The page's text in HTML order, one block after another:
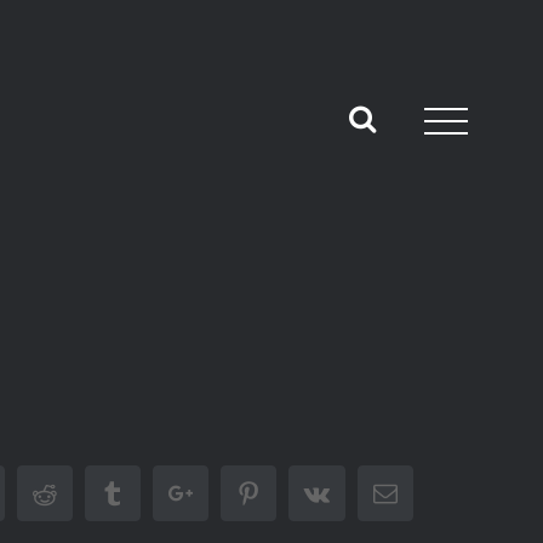
Reddit TumblrGoogle+ PinterestVk Email